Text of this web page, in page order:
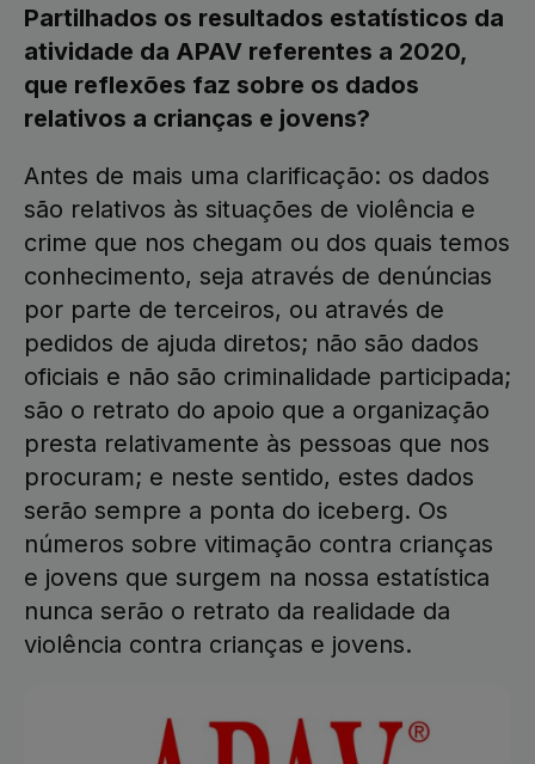
Partilhados os resultados estatísticos da
atividade da APAV referentes a 2020,
que reflexões faz sobre os dados
relativos a crianças e jovens?
Antes de mais uma clarificação: os dados
são relativos às situações de violência e
crime que nos chegam ou dos quais temos
conhecimento, seja através de denúncias
por parte de terceiros, ou através de
pedidos de ajuda diretos; não são dados
oficiais e não são criminalidade participada;
são o retrato do apoio que a organização
presta relativamente às pessoas que nos
procuram; e neste sentido, estes dados
serão sempre a ponta do iceberg. Os
números sobre vitimação contra crianças
e jovens que surgem na nossa estatística
nunca serão o retrato da realidade da
violência contra crianças e jovens.